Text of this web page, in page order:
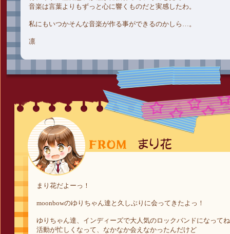
音楽は言葉よりもずっと心に響くものだと実感したわ。
私にもいつかそんな音楽が作る事ができるのかしら…。
凛
まり花だよーっ！
moonbowのゆりちゃん達と久しぶりに会ってきたよっ！
ゆりちゃん達、インディーズで大人気のロックバンドになってね
活動が忙しくなって、なかなか会えなかったんだけど